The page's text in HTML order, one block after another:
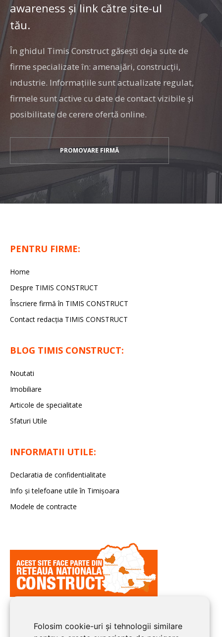
Folosim cookie-uri și tehnologii similare
awareness și link către site-ul
tău.
În ghidul Timis Construct găseşti deja sute de
firme specializate în: amenajări, construcţii,
industrie. Informaţiile sunt actualizate regulat,
firmele sunt active cu date de contact vizibile şi
posibilitate de cerere ofertă online.
PROMOVARE FIRMĂ
PENTRU FIRME:
Home
Despre TIMIS CONSTRUCT
Înscriere firmă în TIMIS CONSTRUCT
Contact redacția TIMIS CONSTRUCT
BLOG TIMIS CONSTRUCT:
Noutati
Imobiliare
Articole de specialitate
Sfaturi Utile
INFORMATII UTILE:
Declaratia de confidentialitate
Info și telefoane utile în Timișoara
Modele de contracte